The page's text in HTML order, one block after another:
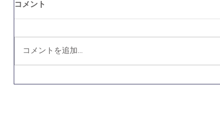
コメント
コメントを追加…